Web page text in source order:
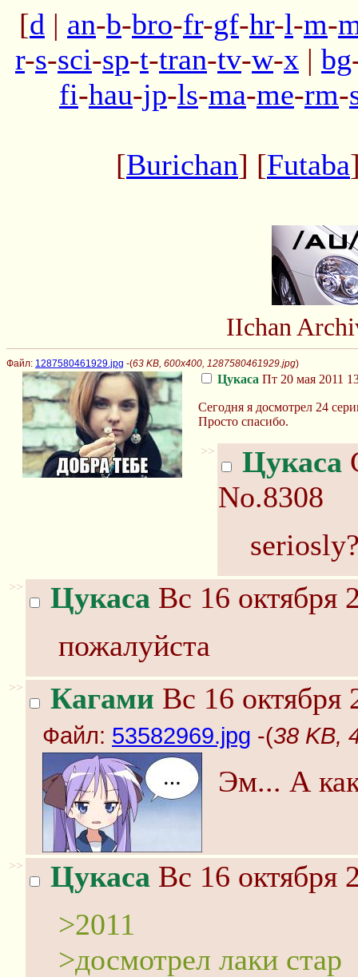
[d | an-b-bro-fr-gf-hr-l-m-
r-s-sci-sp-t-tran-tv-w-x | bg
fi-hau-jp-ls-ma-me-rm-
[Burichan] [Futaba
IIchan
Файл: 1287580461929.jpg -(63 KB, 600x400, 1287580461929.jpg)
Цукаса Пт 20 мая 2011
Сегодня я досмотрел 24
Просто спасибо.
>> Цукаса
No.8308
>> Цукаса Вс 16 октября
пожалуйста
>> Кагами Вс 16 октября
Файл: 53582969.jpg -(38 KB,
Эм... А
>> Цукаса Вс 16 октября
>2011
>досмотрел лаки стар